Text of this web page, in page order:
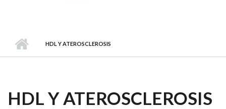
HDL Y ATEROSCLEROSIS
HDL Y ATEROSCLEROSIS